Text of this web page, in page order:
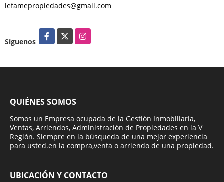
lefamepropiedades@gmail.com
Síguenos
Facebook Instagram
QUIÉNES SOMOS
Somos un Empresa ocupada de la Gestión Inmobiliaria,
Ventas, Arriendos, Administración de Propiedades en la V
Región. Siempre en la búsqueda de una mejor experiencia
para usted.en la compra,venta o arriendo de una propiedad.
UBICACIÓN Y CONTACTO